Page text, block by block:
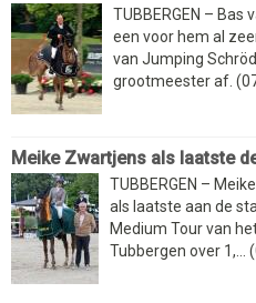
TUBBERGEN – Bas
een voor hem al
van Jumping
grootmeester af.
Meike Zwartjens als laatste
TUBBERGEN –
als laatste aan de
Medium Tour van
Tubbergen over 1,...